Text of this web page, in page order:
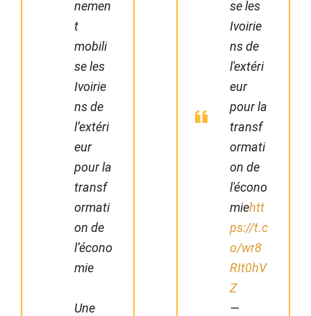
nemen
t
mobili
se les
Ivoirie
ns de
l’extéri
eur
pour la
transf
ormati
on de
l’écono
mie
Une
se les
Ivoirie
ns de
l'extéri
eur
pour la
transf
ormati
on de
l'écono
miehtt
ps://t.c
o/wr8
RIt0hV
Z
—